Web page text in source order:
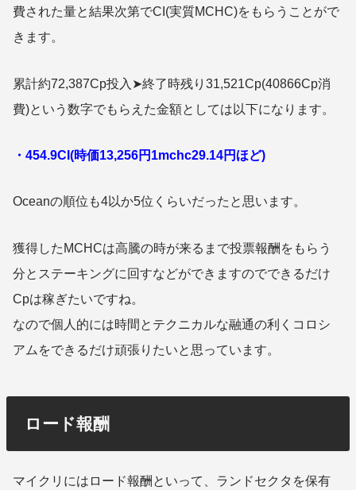
費された量と結果次第でCI(実質MCHC)をもらうことがで
きます。
累計約72,387Cp投入➤終了時残り31,521Cp(40866Cp消
費)という数字でもらえた金額としては以下になります。
・454.9CI(時価13,256円1mchc29.14円ほど)
Oceanの順位も4以か5位くらいだったと思います。
獲得したMCHCは高騰の時が来るまで投票報酬をもらう
分とステーキングに回すなどができますのでできるだけ
Cpは稼ぎたいですね。
なので個人的には時間とテクニカルな融通の利くコロシ
アムをできるだけ頑張りたいと思っています。
ロード報酬
マイクリにはロード報酬といって、ランドセクタを保有